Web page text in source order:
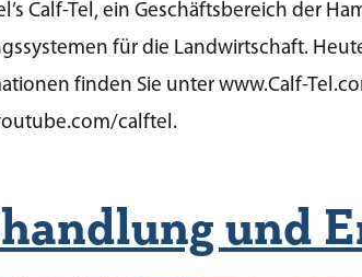
Calf-Tel, ein Geschäftsbereich der
für die Landwirtschaft.
finden Sie unter www.Calf-
calftel.
und